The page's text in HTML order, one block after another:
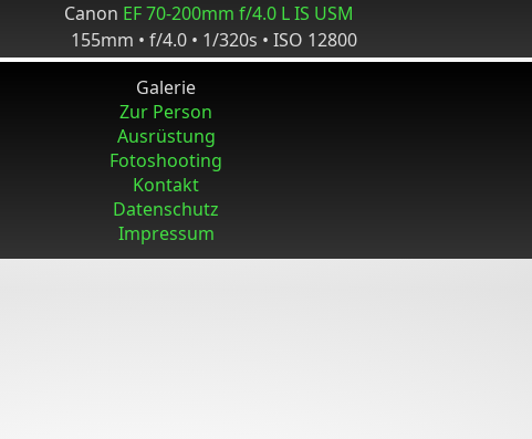
Canon EF 70-200mm f/4.0 L IS USM
155mm • f/4.0 • 1/320s • ISO 12800
Galerie
Zur Person
Ausrüstung
Fotoshooting
Kontakt
Datenschutz
Impressum